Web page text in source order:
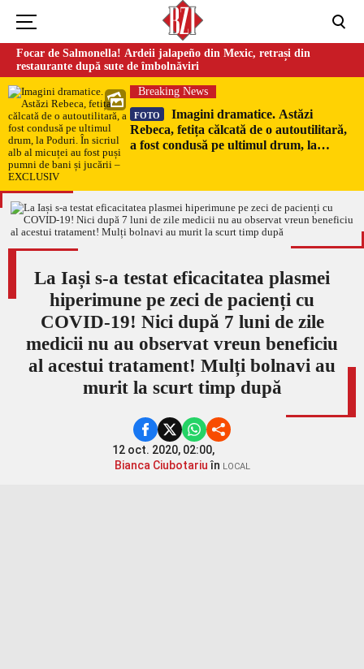
Focar de Salmonella! Ardeii jalapeño din Mexic, retrași din
restaurante după sute de îmbolnăviri
Breaking News
FOTO
Imagini dramatice. Astăzi
Rebeca, fetița călcată de o autoutilitară,
a fost condusă pe ultimul drum, la
EXCLUSIV
La Iași s-a testat eficacitatea plasmei
hiperimune pe zeci de pacienți cu
COVID-19! Nici după 7 luni de zile
medicii nu au observat vreun beneficiu
al acestui tratament! Mulți bolnavi au
murit la scurt timp după
12 oct. 2020, 02:00,
Bianca Ciubotariuîn LOCAL